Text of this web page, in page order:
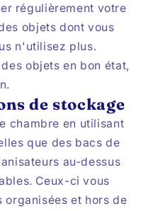
régulièrement votre
objets dont vous
n'utilisez plus.
objets en bon état,
de stockage
chambre en utilisant
que des bacs de
au-dessus
Ceux-ci vous
et hors de